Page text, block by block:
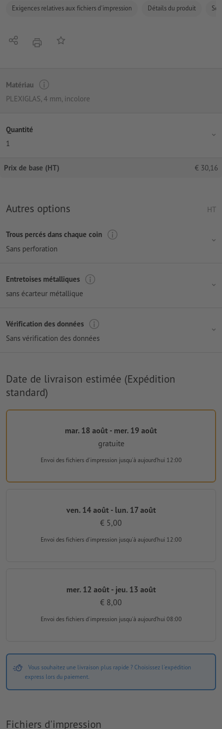
Exigences relatives aux fichiers d'impression Détails du produit
PartagerimprimerAjouter à liste d'article
Matériau
PLEXIGLAS, 4 mm, incolore
Quantité
1
Prix de base (HT) € 30,16
Autres options HT
Trous percés dans chaque coin
Sans perforation
Entretoises métalliques
sans écarteur métallique
Vérification des données
Sans vérification des données
Date de livraison estimée (Expédition
standard)
mar. 18 août - mer. 19 août
gratuite
Envoi des fichiers d'impression jusqu'à aujourd’hui 12:00
ven. 14 août - lun. 17 août
€ 5,00
Envoi des fichiers d'impression jusqu'à aujourd’hui 12:00
mer. 12 août - jeu. 13 août
€ 8,00
Envoi des fichiers d'impression jusqu'à aujourd’hui 08:00
Vous souhaitez une livraison plus rapide ? Choisissez l'expédition
express lors du paiement.
Fichiers d'impression